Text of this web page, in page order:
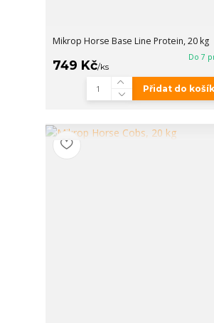
Mikrop Horse Base Line Protein, 20 kg
749 Kč/ks
Do 7
Přidat do